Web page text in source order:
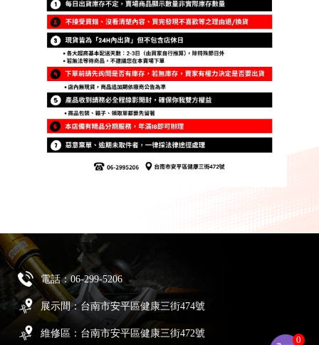
0
電話：06-299-5206
展示間：台南市安平區健康三街474號
維修區：台南市安平區健康三街472號